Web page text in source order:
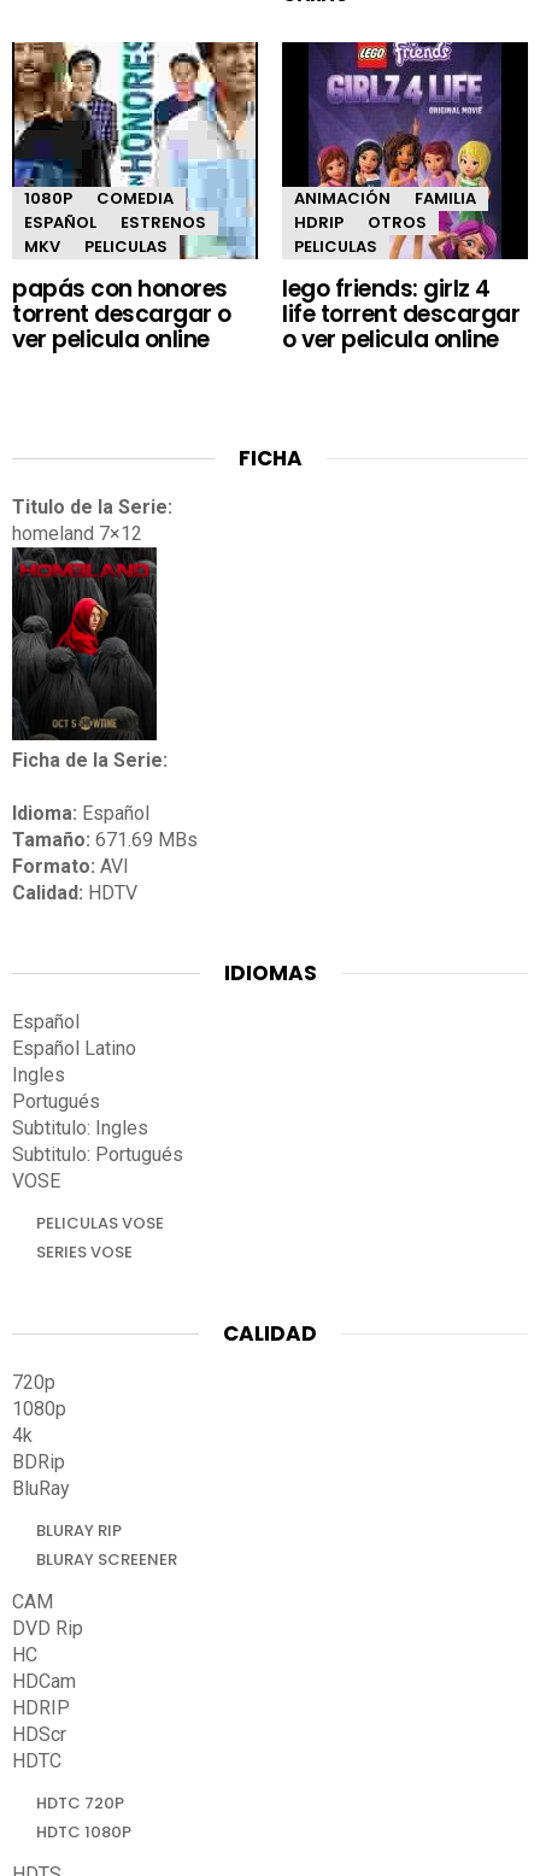
1080P
COMEDIA
ESPAÑOL
ESTRENOS
MKV
PELICULAS
papás con honores
torrent descargar o
ver pelicula online
ANIMACIÓN
FAMILIA
HDRIP
OTROS
PELICULAS
lego friends: girlz 4
life torrent descargar
o ver pelicula online
FICHA
Titulo de la Serie:
homeland 7×12
Ficha de la Serie:
Idioma: Español
Tamaño: 671.69 MBs
Formato: AVI
Calidad: HDTV
IDIOMAS
Español
Español Latino
Ingles
Portugués
Subtitulo: Ingles
Subtitulo: Portugués
VOSE
PELICULAS VOSE
SERIES VOSE
CALIDAD
720p
1080p
4k
BDRip
BluRay
BLURAY RIP
BLURAY SCREENER
CAM
DVD Rip
HC
HDCam
HDRIP
HDScr
HDTC
HDTC 720P
HDTC 1080P